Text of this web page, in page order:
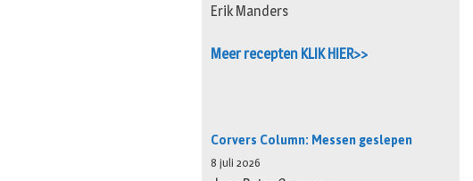
Erik Manders
Meer recepten KLIK HIER>>
Corvers Column: Messen geslepen
8 juli 2026